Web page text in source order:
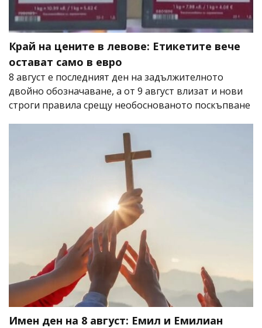
Край на цените в левове: Етикетите вече
остават само в евро
8 август е последният ден на задължителното
двойно обозначаване, а от 9 август влизат и нови
строги правила срещу необоснованото поскъпване
Имен ден на 8 август: Емил и Емилиан